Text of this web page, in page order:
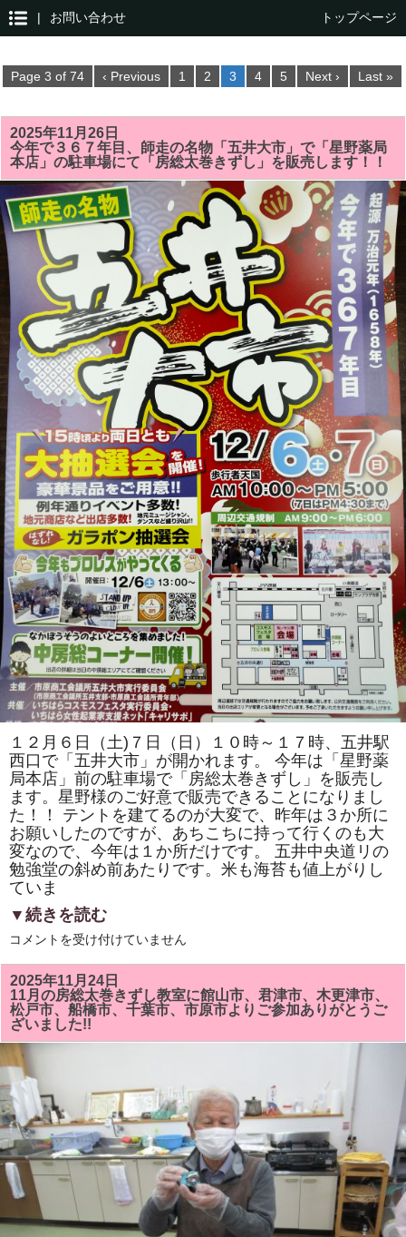
| お問い合わせ トップページ
Page 3 of 74 ‹ Previous 1 2 3 4 5 Next › Last »
2025年11月26日
今年で３６７年目、師走の名物「五井大市」で「星野薬局
本店」の駐車場にて「房総太巻きずし」を販売します！！
１２月６日（土)７日（日）１０時～１７時、五井駅
西口で「五井大市」が開かれます。 今年は「星野薬
局本店」前の駐車場で「房総太巻きずし」を販売し
ます。星野様のご好意で販売できることになりまし
た！！ テントを建てるのが大変で、昨年は３か所に
お願いしたのですが、あちこちに持って行くのも大
変なので、今年は１か所だけです。 五井中央道リの
勉強堂の斜め前あたりです。米も海苔も値上がりし
ていま
▼続きを読む
今
で
３
６
７
年
目、
師
走
の
物
「五
井
大
市」
で
「星
野
薬
本
店」
コメントを受け付けていません
2025年11月24日
11月の房総太巻きずし教室に館山市、君津市、木更津市、
松戸市、船橋市、千葉市、市原市よりご参加ありがとうご
ざいました!!